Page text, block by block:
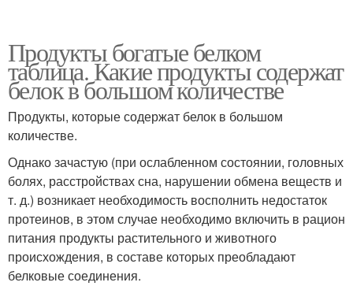
Продукты богатые белком
таблица. Какие продукты содержат
белок в большом количестве
Продукты, которые содержат белок в большом
количестве.
Однако зачастую (при ослабленном состоянии, головных
болях, расстройствах сна, нарушении обмена веществ и
т. д.) возникает необходимость восполнить недостаток
протеинов, в этом случае необходимо включить в рацион
питания продукты растительного и животного
происхождения, в составе которых преобладают
белковые соединения.